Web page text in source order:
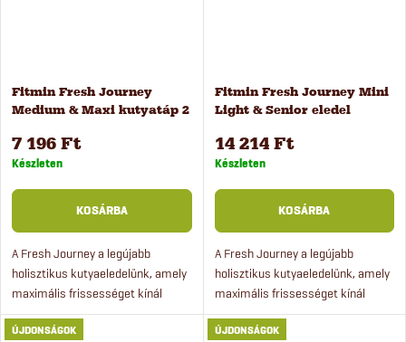
Fitmin Fresh Journey
Medium & Maxi kutyatáp 2
7 196 Ft
Készleten
KOSÁRBA
A Fresh Journey a legújabb
holisztikus kutyaeledelünk, amely
maximális frissességet kínál
(akár 80%-kal frissebb, mint a
hagyományos száraztápok), és
Fitmin Fresh Journey Mini
Light & Senior eledel
14 214 Ft
Készleten
KOSÁRBA
A Fresh Journey a legújabb
holisztikus kutyaeledelünk, amely
maximális frissességet kínál
(akár 80%-kal frissebb, mint a
hagyományos száraztápok), és
ÚJDONSÁGOK
ÚJDONSÁGOK